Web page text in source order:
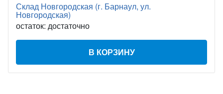
Склад Новгородская (г. Барнаул, ул.
Новгородская)
остаток: достаточно
В КОРЗИНУ